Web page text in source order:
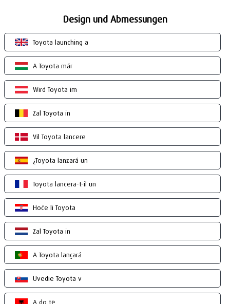
Design und Abmessungen
Toyota launching a
A Toyota már
Wird Toyota im
Zal Toyota in
Vil Toyota lancere
¿Toyota lanzará un
Toyota lancera-t-il un
Hoće li Toyota
Zal Toyota in
A Toyota lançará
Uvedie Toyota v
A do të